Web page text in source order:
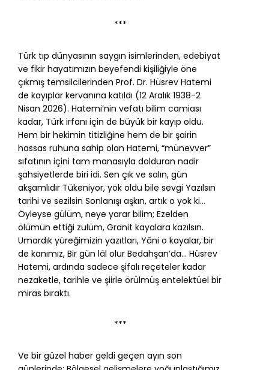
***
Türk tıp dünyasının saygın isimlerinden, edebiyat
ve fikir hayatımızın beyefendi kişiliğiyle öne
çıkmış temsilcilerinden Prof. Dr. Hüsrev Hatemi
de kayıplar kervanına katıldı (12 Aralık 1938-2
Nisan 2026). Hatemi’nin vefatı bilim camiası
kadar, Türk irfanı için de büyük bir kayıp oldu.
Hem bir hekimin titizliğine hem de bir şairin
hassas ruhuna sahip olan Hatemi, “münevver”
sıfatının içini tam manasıyla dolduran nadir
şahsiyetlerde biri idi. Sen çık ve salın, gün
akşamlıdır Tükeniyor, yok oldu bile sevgi Yazılsın
tarihi ve sezilsin Sonlanışı aşkın, artık o yok ki...
Öyleyse gülüm, neye yarar bilim; Ezelden
ölümün ettiği zulüm, Granit kayalara kazılsın.
Umardık yüreğimizin yazıtları, Yâni o kayalar, bir
de kanımız, Bir gün lâl olur Bedahşan’da... Hüsrev
Hatemi, ardında sadece şifalı reçeteler kadar
nezaketle, tarihle ve şiirle örülmüş entelektüel bir
miras bıraktı.
***
Ve bir güzel haber geldi geçen ayın son